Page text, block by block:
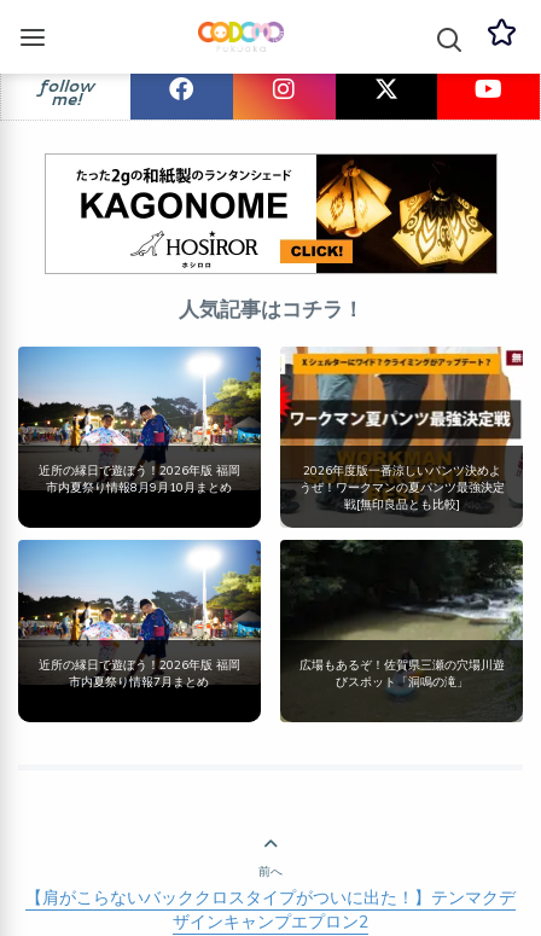
follow
me!
人気記事はコチラ！
近所の縁日で遊ぼう！2026年版 福岡
市内夏祭り情報8月9月10月まとめ
2026年度版一番涼しいパンツ決めよ
うぜ！ワークマンの夏パンツ最強決定
戦[無印良品とも比較]
近所の縁日で遊ぼう！2026年版 福岡
市内夏祭り情報7月まとめ
広場もあるぞ！佐賀県三瀬の穴場川遊
びスポット「洞鳴の滝」
前へ
【肩がこらないバッククロスタイプがついに出た！】テンマクデ
ザインキャンプエプロン2